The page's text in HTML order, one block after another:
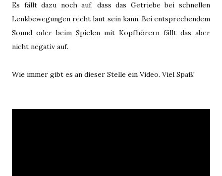
Es fällt dazu noch auf, dass das Getriebe bei schnellen
Lenkbewegungen recht laut sein kann. Bei entsprechendem
Sound oder beim Spielen mit Kopfhörern fällt das aber
nicht negativ auf.
Wie immer gibt es an dieser Stelle ein Video. Viel Spaß!